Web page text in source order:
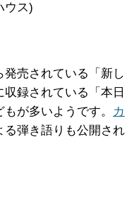
ウス)
売されている「新し
録されている「本日
が多いようです。
カ
る弾き語りも公開され